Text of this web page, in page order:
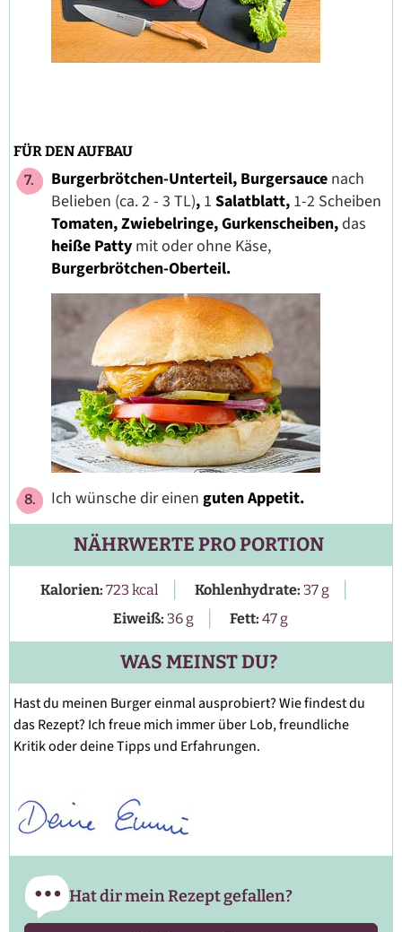
FÜR DEN AUFBAU
Burgerbrötchen-Unterteil, Burgersauce nach
Belieben (ca. 2 - 3 TL), 1 Salatblatt, 1-2 Scheiben
Tomaten, Zwiebelringe, Gurkenscheiben,das
heiße Patty mit oder ohne Käse,
Burgerbrötchen-Oberteil.
Ich wünsche dir einen guten Appetit.
NÄHRWERTE PRO PORTION
Kalorien: 723 kcal | Kohlenhydrate: 37g |
Eiweiß: 36g | Fett: 47g
WAS MEINST DU?
Hast du meinen Burger einmal ausprobiert? Wie findest du
das Rezept? Ich freue mich immer über Lob, freundliche
Kritik oder deine Tipps und Erfahrungen.
Hat dir mein Rezept gefallen?